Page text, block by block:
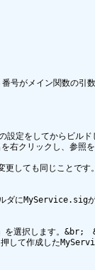
号がメイン関数の引
設定をしてからビルド
右クリックし、参
しても同じことです
ダにMyService.sig
を選択します。&br;
して作成した